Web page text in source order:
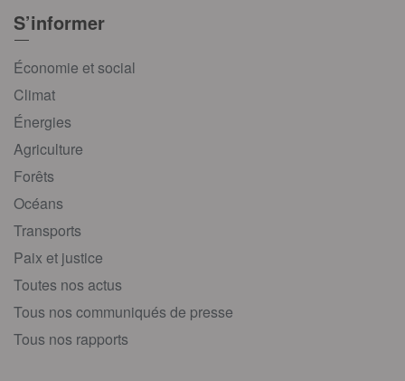
S’informer
Économie et social
Climat
Énergies
Agriculture
Forêts
Océans
Transports
Paix et justice
Toutes nos actus
Tous nos communiqués de presse
Tous nos rapports